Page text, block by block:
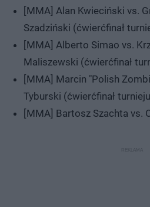
[MMA] Alan Kwieciński vs.
Szadziński (ćwierćfinał
[MMA] Alberto Simao vs.
Maliszewski (ćwierćfinał
[MMA] Marcin "Polish
Tyburski (ćwierćfinał
[MMA] Bartosz Szachta vs.